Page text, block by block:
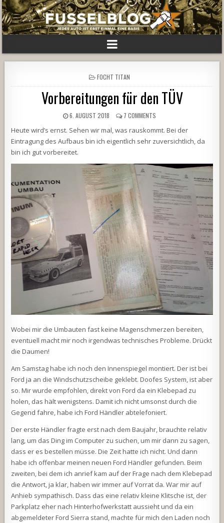
POSTED
IN
FOCHT TITAN
Vorbereitungen für den TÜV
6. AUGUST 2018 7 COMMENTS
Heute wird’s ernst. Sehen wir mal, was rauskommt. Bei der
Eintragung des Aufbaus bin ich eigentlich sehr zuversichtlich, da
bin ich gut vorbereitet.
Wobei mir die Umbauten fast keine Magenschmerzen bereiten,
eventuell macht mir noch irgendwas technisches Probleme. Drückt
die Daumen!
Am Samstag habe ich noch den Innenspiegel montiert. Der ist bei
Ford ja an die Windschutzscheibe geklebt. Doofes System, ist aber
so. Mir wurde empfohlen, direkt von Ford da ein Klebepad zu
holen, das hält wenigstens. Damit ich nicht umsonst durch die
Gegend fahre, habe ich Ford Händler abtelefoniert.
Der erste Händler fragte erst nach dem Baujahr, brauchte relativ
lang, um das Ding im Computer zu suchen, um mir dann zu sagen,
dass er es bestellen müsse. Die Zeit hatte ich nicht. Und dann
habe ich offenbar meinen neuen Ford Händler gefunden. Beim
zweiten, bei dem ich anrief kam auf der Frage nach dem Klebepad
die Antwort, ja klar, haben wir immer auf Vorrat da. War mir auf
Anhieb sympathisch. Dass das eine relativ kleine Klitsche ist, der
Parkplatz eher nach Hinterhofwerkstatt aussieht und da ein
abgemeldeter Ford Sierra stand, machte für mich den Laden noch